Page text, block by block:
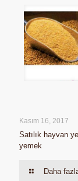
Kasım 16, 2017
Satılık hayvan
yemek
Daha